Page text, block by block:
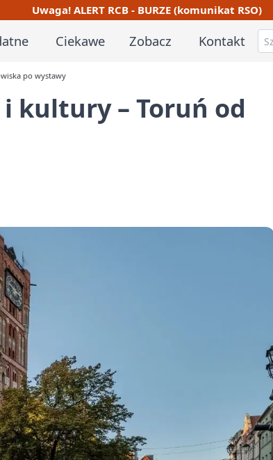
Uwaga! ALERT RCB - BURZE (komunikat RSO)
Ciekawe Zobacz Kontakt
po wystawy
i kultury – Toruń od